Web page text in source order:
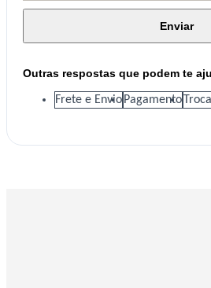
Enviar
Outras respostas que podem te
Frete e Envio Pagamento